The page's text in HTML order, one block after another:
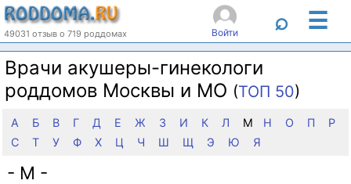
49031 отзыв о 719 роддомах Войти ⌕ ☰
Врачи акушеры-гинекологи
роддомов Москвы и МО (ТОП 50)
А Б В Г Д Е Ж З И К Л М Н О П
Р
С
Т У Ф Х Ц Ч Ш Щ Э Ю Я
- М -